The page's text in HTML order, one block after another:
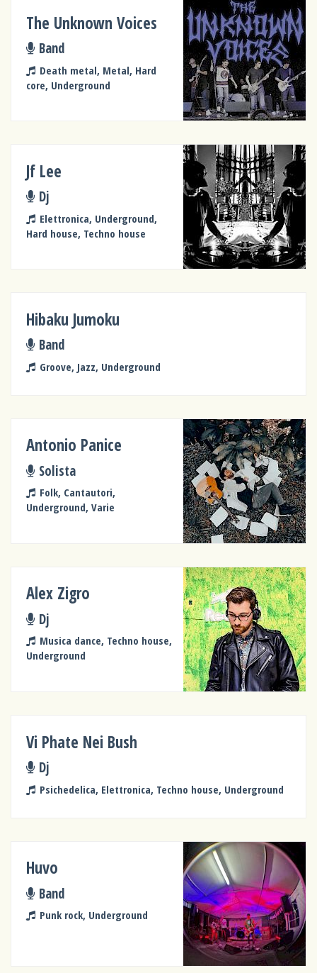
The Unknown Voices
Band
Death metal, Metal, Hard
core, Underground
Jf Lee
Dj
Elettronica, Underground,
Hard house, Techno house
Hibaku Jumoku
Band
Groove, Jazz, Underground
Antonio Panice
Solista
Folk, Cantautori,
Underground, Varie
Alex Zigro
Dj
Musica dance, Techno house,
Underground
Vi Phate Nei Bush
Dj
Psichedelica, Elettronica, Techno house, Underground
Huvo
Band
Punk rock, Underground